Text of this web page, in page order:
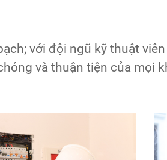
với đội ngũ kỹ thuật
và thuận tiện của mọi